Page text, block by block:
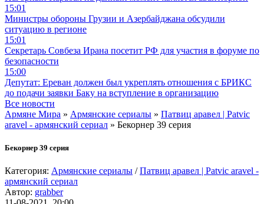
15:01
Министры обороны Грузии и Азербайджана обсудили
ситуацию в регионе
15:01
Секретарь Совбеза Ирана посетит РФ для участия в форуме по
безопасности
15:00
Депутат: Ереван должен был укреплять отношения с БРИКС
до подачи заявки Баку на вступление в организацию
Все новости
Армяне Мира » Армянские сериалы » Патвиц аравел | Patvic
aravel - армянский сериал » Бекорнер 39 серия
Бекорнер 39 серия
Категория: Армянские сериалы /Патвиц аравел | Patvic aravel -
армянский сериал
Автор: grabber